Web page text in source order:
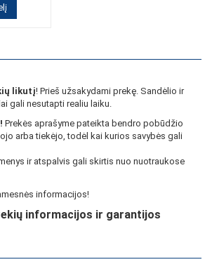
likutį! Prieš užsakydami prekę. Sandėlio ir
gali nesutapti realiu laiku.
Prekės aprašyme pateikta bendro pobūdžio
arba tiekėjo, todėl kai kurios savybės gali
ir atspalvis gali skirtis nuo nuotraukose
informacijos!
informacijos ir garantijos